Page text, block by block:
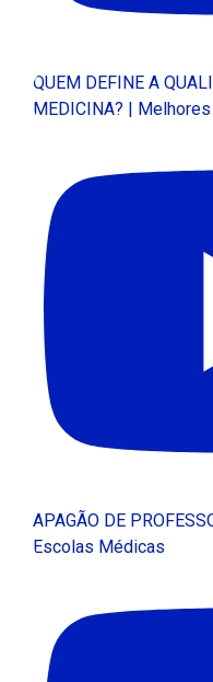
QUEM DEFINE A
MEDICINA? |
APAGÃO DE
Escolas Médicas